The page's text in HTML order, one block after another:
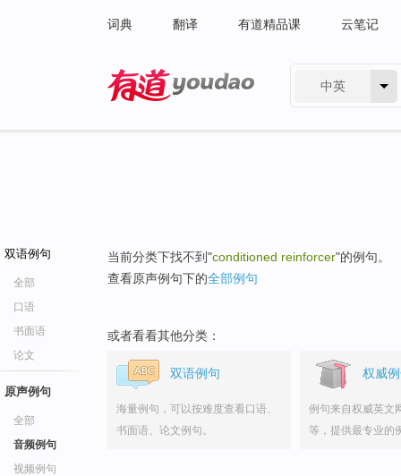
词典 翻译 有道精品课 云笔记
中英
双语例句
全部
口语
书面语
论文
原声例句
全部
音频例句
视频例句
当前分类下找不到"conditioned reinforcer"的例句。
查看原声例句下的全部例句
或者看看其他分类：
双语例句
海量例句，可以按难度查看口语、
书面语、论文例句。
权威
例句来自权威英文
等，提供最专业的